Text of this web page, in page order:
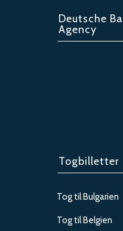
Deutsche
Agency
Togbilletter
Tog til Bulgarien
Tog til Belgien